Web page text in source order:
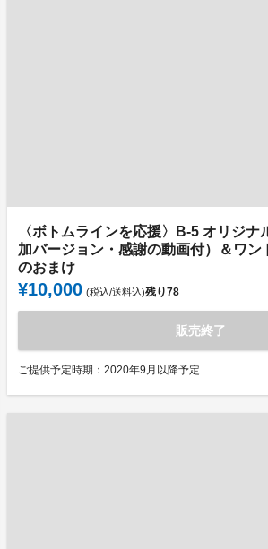
〈ボトムラインを応援〉B-5 オリジナ
加バージョン・感謝の動画付）＆ワン
のおまけ
¥10,000 (税込/送料込)残り78
販売終了
ご提供予定時期：2020年9月以降予定